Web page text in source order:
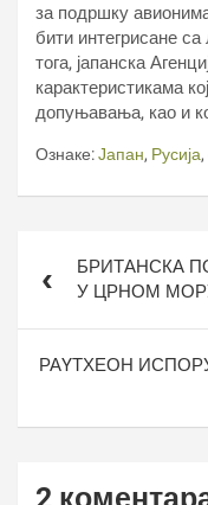
за подршку
бити интегрисане
тога, јапанска
карактеристикама
допуњавања, као и
Ознаке:Јапан, Русија,
чланкаБРИТАНСКА
У ЦРНОМ
РАYТХЕОН